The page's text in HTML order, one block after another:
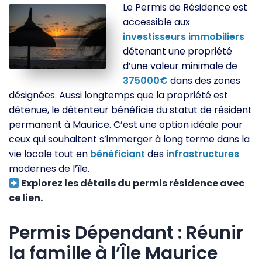
Le Permis de Résidence est
accessible aux
investisseurs immobiliers
détenant une propriété
d’une valeur minimale de
375000€ dans des zones
désignées. Aussi longtemps que la propriété est
détenue, le détenteur bénéficie du statut de résident
permanent à Maurice. C’est une option idéale pour
ceux qui souhaitent s’immerger à long terme dans la
vie locale tout en bénéficiant des infrastructures
modernes de l’île.
Explorez les détails du permis résidence avec
ce lien.
Permis Dépendant : Réunir
la famille à l’Île Maurice